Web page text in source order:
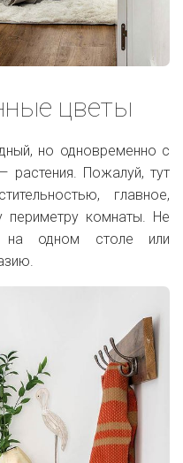
цветы
но одновременно с
Пожалуй, тут
главное,
периметру комнаты. Не
на одном столе или